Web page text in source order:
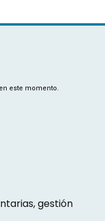
este momento.
gestión